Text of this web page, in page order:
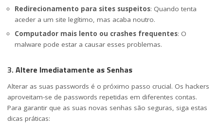
Redirecionamento para sites suspeitos: Quando tenta
aceder a um site legítimo, mas acaba noutro.
Computador mais lento ou crashes frequentes: O
malware pode estar a causar esses problemas.
3. Altere Imediatamente as Senhas
Alterar as suas passwords é o próximo passo crucial. Os hackers
aproveitam-se de passwords repetidas em diferentes contas.
Para garantir que as suas novas senhas são seguras, siga estas
dicas práticas: